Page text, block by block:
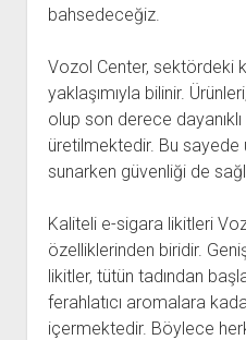
bahsedeceğiz.
Vozol Center, sektördeki
yaklaşımıyla bilinir.
olup son derece
üretilmektedir. Bu sayede
sunarken güvenliği de
Kaliteli e-sigara likitleri
özelliklerinden biridir.
likitler, tütün tadından
ferahlatıcı aromalara
içermektedir. Böylece